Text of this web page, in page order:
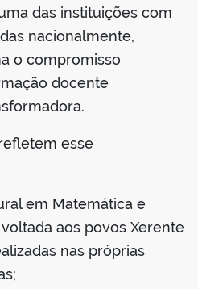
das instituições com
nacionalmente,
o compromisso
docente
esse
em Matemática e
aos povos Xerente
nas próprias